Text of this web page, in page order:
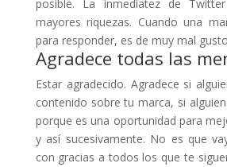
posible. La inmediatez de
mayores riquezas. Cuando una
para responder, es de muy mal
Agradece todas las
Estar agradecido. Agradece si
contenido sobre tu marca, si
porque es una oportunidad para
y así sucesivamente. No es que
con gracias a todos los que te